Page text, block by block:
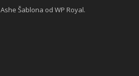
Ashe Šablona od WP Royal.